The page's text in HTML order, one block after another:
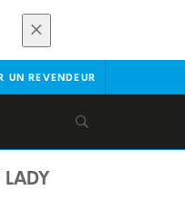
UN REVENDEUR